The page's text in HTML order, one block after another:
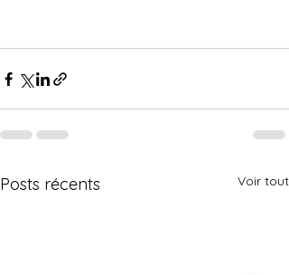
Posts récents Voir tout